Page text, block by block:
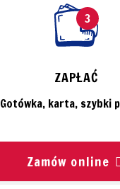
3
ZAPŁAĆ
Gotówka, karta, szybki
Zamów online